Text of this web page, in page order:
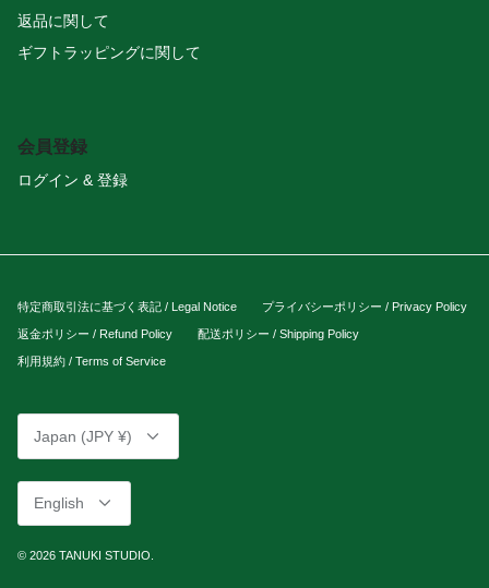
返品に関して
ギフトラッピングに関して
会員登録
ログイン & 登録
特定商取引法に基づく表記 / Legal Notice プライバシーポリシー / Privacy Policy
返金ポリシー / Refund Policy 配送ポリシー / Shipping Policy
利用規約 / Terms of Service
Currency
Japan (JPY ¥)
Language
English
© 2026 TANUKI STUDIO